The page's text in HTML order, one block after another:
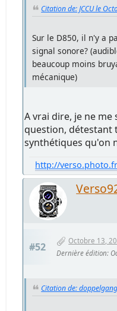
Citation de: JCCU le
Sur le D850, il n'y a
signal sonore?
beaucoup moins
mécanique)
A vrai dire, je ne me
question, détestant
synthétiques qu'on
http://
#52
Octobre 13,
Dernière édition:
Citation de: